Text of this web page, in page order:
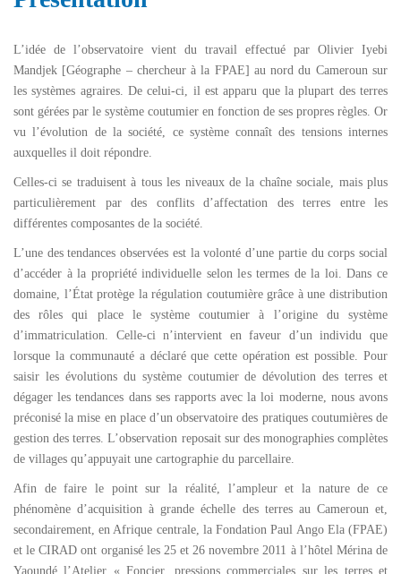
L’idée de l’observatoire vient du travail effectué par Olivier Iyebi
Mandjek [Géographe – chercheur à la FPAE] au nord du Cameroun sur
les systèmes agraires. De celui-ci, il est apparu que la plupart des terres
sont gérées par le système coutumier en fonction de ses propres règles. Or
vu l’évolution de la société, ce système connaît des tensions internes
auxquelles il doit répondre.
Celles-ci se traduisent à tous les niveaux de la chaîne sociale, mais plus
particulièrement par des conflits d’affectation des terres entre les
différentes composantes de la société.
L’une des tendances observées est la volonté d’une partie du corps social
d’accéder à la propriété individuelle selon les termes de la loi. Dans ce
domaine, l’État protège la régulation coutumière grâce à une distribution
des rôles qui place le système coutumier à l’origine du système
d’immatriculation. Celle-ci n’intervient en faveur d’un individu que
lorsque la communauté a déclaré que cette opération est possible. Pour
saisir les évolutions du système coutumier de dévolution des terres et
dégager les tendances dans ses rapports avec la loi moderne, nous avons
préconisé la mise en place d’un observatoire des pratiques coutumières de
gestion des terres. L’observation reposait sur des monographies complètes
de villages qu’appuyait une cartographie du parcellaire.
Afin de faire le point sur la réalité, l’ampleur et la nature de ce
phénomène d’acquisition à grande échelle des terres au Cameroun et,
secondairement, en Afrique centrale, la Fondation Paul Ango Ela (FPAE)
et le CIRAD ont organisé les 25 et 26 novembre 2011 à l’hôtel Mérina de
Yaoundé l’Atelier « Foncier, pressions commerciales sur les terres et